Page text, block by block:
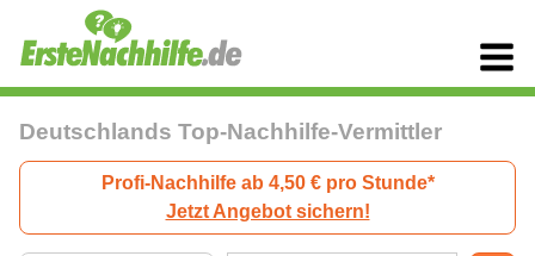
Deutschlands Top-Nachhilfe-Vermittler
Profi-Nachhilfe ab 4,50 € pro Stunde*
Jetzt Angebot sichern!